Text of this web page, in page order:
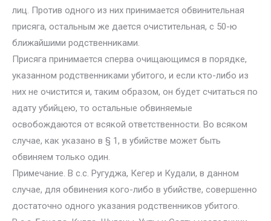
лиц. Против одного из них принимается обвинительная
присяга, остальным же дается очистительная, с 50-ю
ближайшими родственниками.
Присяга принимается сперва очищающимся в порядке,
указанном родственниками убитого, и если кто-либо из
них не очистится и, таким образом, он будет считаться по
адату убийцею, то остальные обвиняемые
освобождаются от всякой ответственности. Во всяком
случае, как указано в § 1, в убийстве может быть
обвиняем только один.
Примечание. В с.с. Ругуджа, Кегер и Кудали, в данном
случае, для обвинения кого-либо в убийстве, совершенно
достаточно одного указания родственников убитого.